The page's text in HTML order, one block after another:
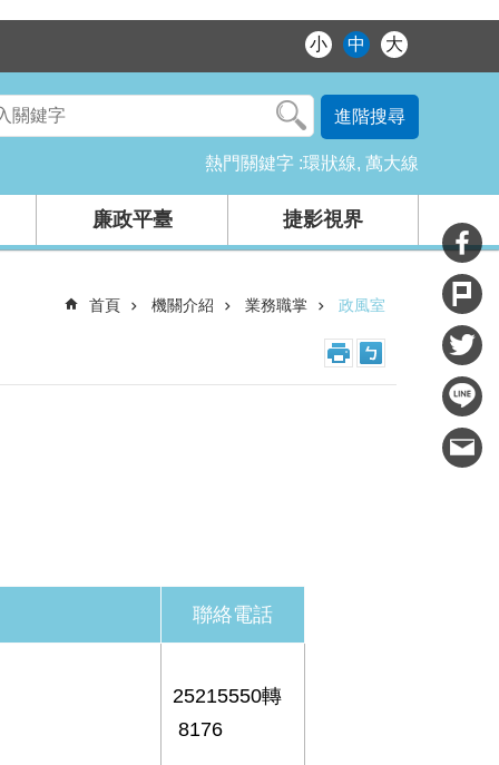
小 中 大
進階搜尋
熱門關鍵字 環狀線 萬大線
廉政平臺 捷影視界
首頁 機關介紹 業務職掌 政風室
聯絡電話
25215550轉
8176